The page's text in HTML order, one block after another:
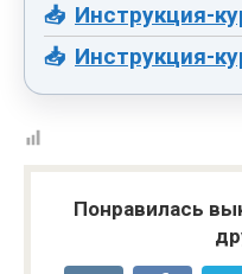
Инструкция-
Инструкция-
Понравилась